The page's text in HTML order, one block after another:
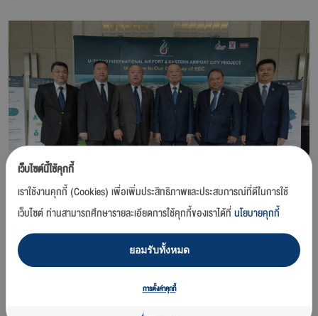
กรุงเทพฯ / 23 มิถุนายน 2563 -บริษัท อู่ตะเภา อินเตอร์เนชั่นแนล เอวิเอชั่น
จำกัด นำโดย นายปราเสริฐ ปราสาททองโอสถ ที่ปรึกษาประธานคณะผู้
บริหาร บริษัท การบินกรุงเทพ จำกัด (มหาชน) (ที่ 3 จากขวา) นายคีรี
กาญจนพาสน์ ประธานกรรมการ บริษัท บีทีเอส กรุ๊ปโฮลดิ้งส์ จำกัด
เว็บไซต์นี้ใช้คุกกี้
เราใช้งานคุกกี้ (Cookies) เพื่อเพิ่มประสิทธิภาพและประสบการณ์ที่ดีในการใช้
เว็บไซต์ ท่านสามารถศึกษารายละเอียดการใช้คุกกี้ของเราได้ที่นโยบายคุกกี้
ยอมรับทั้งหมด
การตั้งค่าคุกกี้